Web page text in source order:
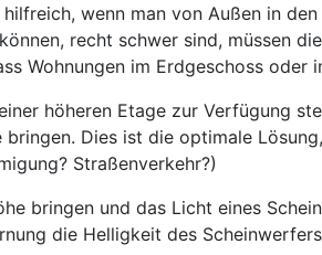
wenn man von Außen in
recht schwer sind, müssen
Wohnungen im Erdgeschoss oder
höheren Etage zur Verfügung
Dies ist die optimale
Straßenverkehr?)
bringen und das Licht eines
die Helligkeit des